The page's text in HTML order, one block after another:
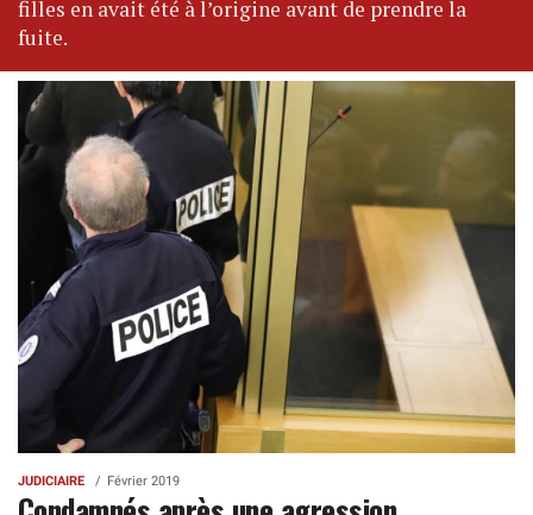
filles en avait été à l’origine avant de prendre la
fuite.
JUDICIAIRE Février 2019